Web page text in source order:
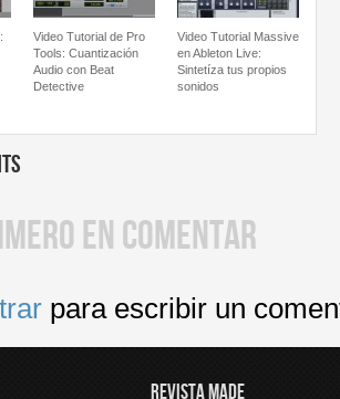
Video Tutorial de Pro
Tools: Cuantización
Audio con Beat
Detective
Video Tutorial Massive
en Ableton Live:
Sintetíza tus propios
sonidos
EN COMENTAR
para escribir un
REVISTA MADE